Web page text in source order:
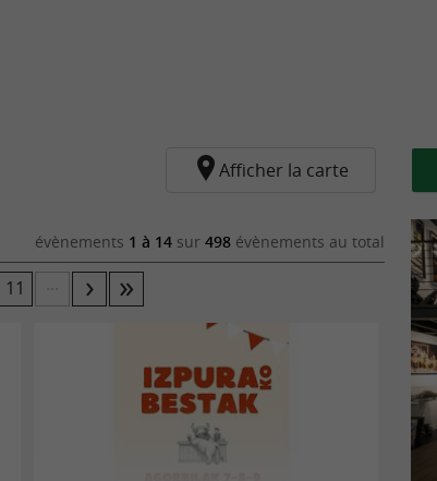
Afficher la carte
évènements 1 à 14 sur 498 évènements au total
11